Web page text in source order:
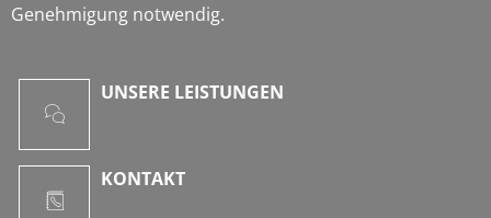
Genehmigung notwendig.
UNSERE LEISTUNGEN
KONTAKT